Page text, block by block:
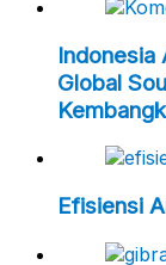
Indonesia
Global
Efisiensi